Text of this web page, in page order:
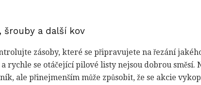
a další kov
zásoby, které se připravujete na řezání
rychle se otáčející pilové listy nejsou dobrou směsí.
ale přinejmenším může způsobit, že se akcie